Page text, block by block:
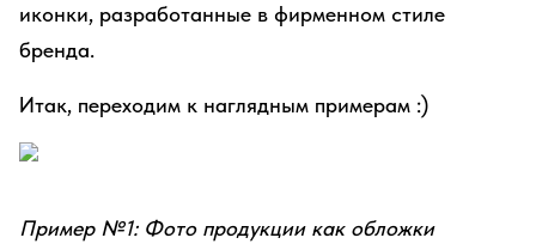
иконки, разработанные в фирменном стиле
бренда.
Итак, переходим к наглядным примерам :)
Пример №1: Фото продукции как обложки